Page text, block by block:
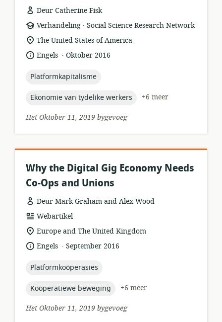
Deur Catherine Fisk
hulpbronformaat:
Verhandeling .
uitgewer:
Social Science Research Network
ligging
van
relevansie:
The United States of America
taal:Engels .
datumOktober 2016
topic:
Platformkapitalisme
topic:
Ekonomie van tydelike werkers
+6 meer
Het Oktober 11, 2019 bygevoeg
Why the Digital Gig Economy Needs
Co-Ops and Unions
Deur Mark Graham and Alex Wood
hulpbronformaat:
Webartikel
ligging
van
relevansie:
Europe and The United Kingdom
taal:Engels .
datumSeptember 2016
topic:
Platformkoöperasies
topic:
Koöperatiewe beweging
+6 meer
Het Oktober 11, 2019 bygevoeg